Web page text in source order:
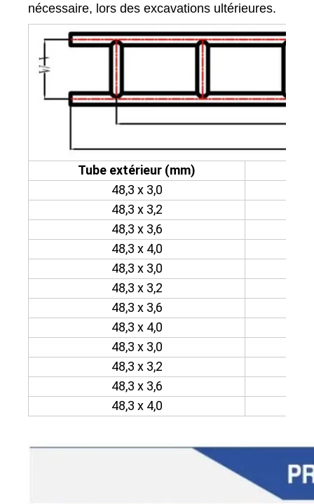
nécessaire, lors des excavations ultérieures.
Tube extérieur (mm)
48,3 x 3,0
48,3 x 3,2
48,3 x 3,6
48,3 x 4,0
48,3 x 3,0
48,3 x 3,2
48,3 x 3,6
48,3 x 4,0
48,3 x 3,0
48,3 x 3,2
48,3 x 3,6
48,3 x 4,0